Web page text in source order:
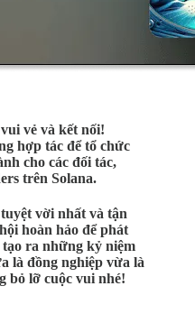
vẻ và kết nối!
hợp tác để tổ chức
cho các đối tác,
trên Solana.
vời nhất và tận
hoàn hảo để phát
ra những kỷ niệm
là đồng nghiệp vừa là
bỏ lỡ cuộc vui nhé!